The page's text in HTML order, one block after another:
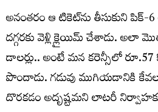
అనంతరం ఆ టికెట్‌ను తీసుకుని
దగ్గరకు వెళ్లి క్లైయిమ్‌ చేశాడు. అలా
డాలర్లు.. అంటే మన కరెన్సీలో
పొందాడు. గడువు ముగియడానికి
దొరకడం అదృష్టమని లాటరీ